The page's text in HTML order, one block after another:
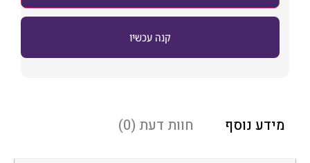
קנה עכשיו
נוסף חוות דעת (0)